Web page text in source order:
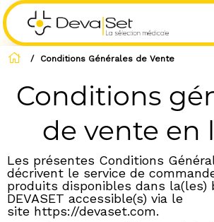
/ Conditions Générales de Vente
Conditions
de vente en
Les présentes Conditions
décrivent le service de
produits disponibles dans la(les)
DEVASET accessible(s) via le
site https://devaset.com.